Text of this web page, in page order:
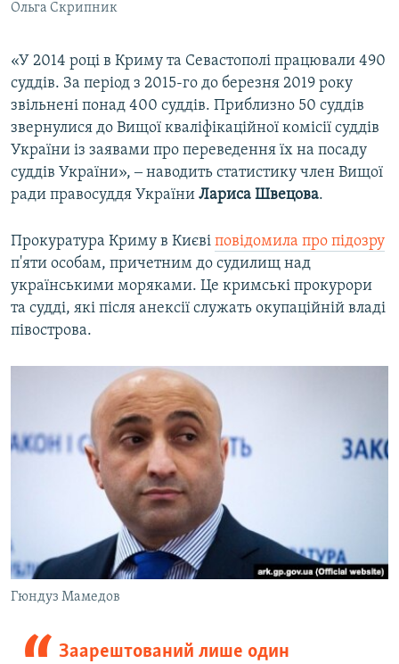
Ольга Скрипник
«У 2014 році в Криму та Севастополі працювали 490
суддів. За період з 2015-го до березня 2019 року
звільнені понад 400 суддів. Приблизно 50 суддів
звернулися до Вищої кваліфікаційної комісії суддів
України із заявами про переведення їх на посаду
суддів України», ‒ наводить статистику член Вищої
ради правосуддя України Лариса Швецова.
Прокуратура Криму в Києві повідомила про підозру
п'яти особам, причетним до судилищ над
українськими моряками. Це кримські прокурори
та судді, які після анексії служать окупаційній владі
півострова.
Гюндуз Мамедов
Заарештований лише один